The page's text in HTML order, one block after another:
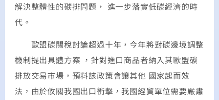
解決整體性的碳排問題， 進一步落實低碳經濟的時
代。
歐盟碳關稅討論超過十年，今年將對碳邊境調整
機制提出具體方案 ，針對進口商品者納入其歐盟碳
排放交易市場，預料該政策會讓其他 國家起而效
法，由於攸關我國出口衝擊，我國經貿單位需要嚴肅